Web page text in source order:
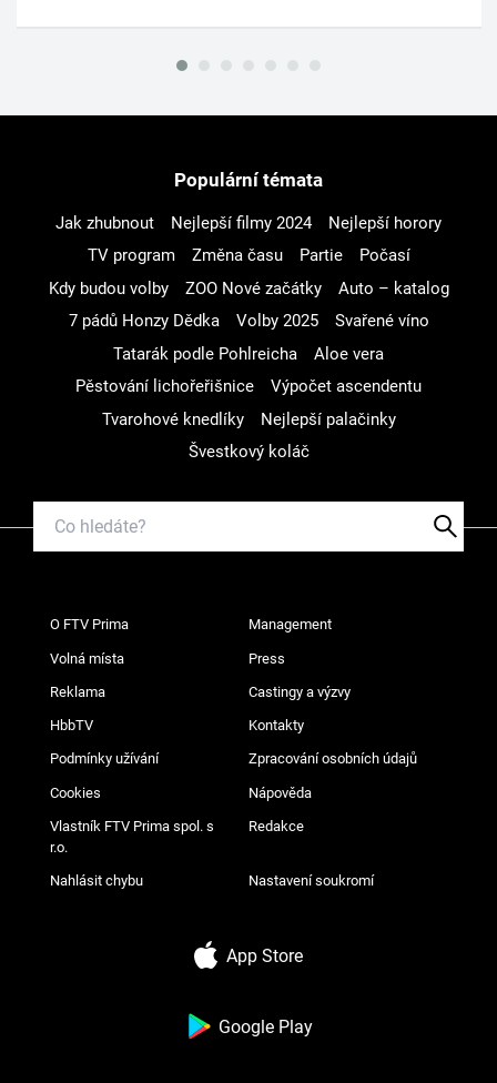
Populární témata
Jak zhubnout Nejlepší filmy 2024
Nejlepší horory
TV program
Změna času Partie
Počasí
Kdy budou volby
ZOO Nové začátky
Auto – katalog
7 pádů Honzy Dědka
Volby 2025
Svařené víno
Tatarák podle Pohlreicha
Aloe vera
Pěstování lichořeřišnice
Výpočet ascendentu
Tvarohové knedlíky
Nejlepší palačinky
Švestkový koláč
O FTV Prima Management
Volná místa Press
Reklama Castingy a výzvy
HbbTV Kontakty
Podmínky užívání Zpracování osobních údajů
Cookies Nápověda
Vlastník FTV Prima spol. s
r.o.
Redakce
Nahlásit chybu Nastavení soukromí
App Store
Google Play